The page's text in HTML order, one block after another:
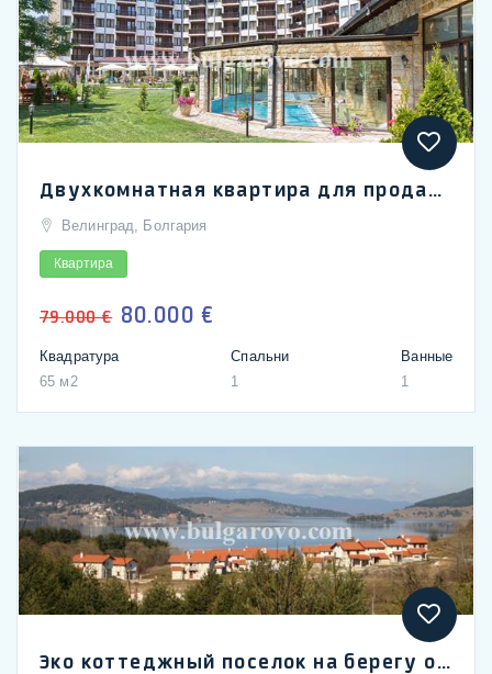
Двухкомнатная квартира для продажи в спа-отеле "Святой Спас" в термальном курорте Велинград.
Велинград, Болгария
Квартира
79.000 € 80.000 €
Квадратура
65 м2
Спальни
1
Ванные
1
Эко коттеджный поселок на берегу озера Батак, местность Цигов Чарк